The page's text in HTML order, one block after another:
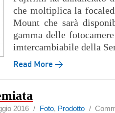
che moltiplica la
Mount che sarà
gamma delle
imtercambiabile della
Read More →
2016 / Foto, Prodotto/